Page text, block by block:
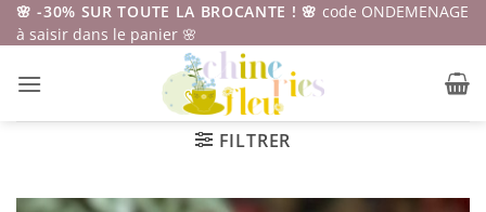
Passer
au
🌸 -30% SUR TOUTE LA BROCANTE ! 🌸 code ONDEMENAGE
à saisir dans le panier 🌸
FILTRER